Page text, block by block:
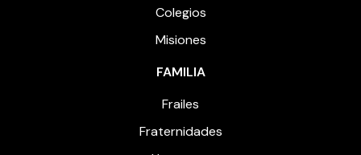
Colegios
Misiones
FAMILIA
Frailes
Fraternidades